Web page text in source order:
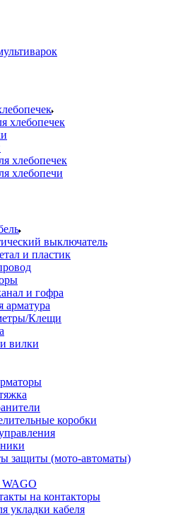
хлебопечек
хлебопечек
хлебопечи
выключатель
и пластик
и гофра
арматура
Клещи
вилки
коробки
защиты (мото-автоматы)
на контакторы
укладки кабеля